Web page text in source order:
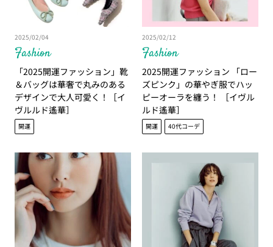
Fashion
2025/02/04
「2025開運ファッション」靴
＆バッグは華奢で丸みのある
デザインで大人可愛く！［イ
ヴルルド遙華］
開運
Fashion
2025/02/12
2025開運ファッション 「ロー
ズピンク」の華やぎ服でハッ
ピーオーラを纏う！ ［イヴル
ルド遙華］
開運 40代コーデ